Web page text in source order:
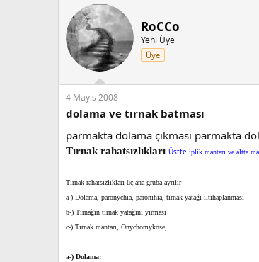
b
u
y
u
a
ş
l
a
t
a
ş
n
g
ı
ç
t
a
r
i
h
RoCCo
Yeni Üye
Üye
4 Mayıs 2008
dolama ve tırnak batması
parmakta dolama çıkması parmakta
Tırnak rahatsızlıkları Üstte iplik mantarı ve altta
Tırnak rahatsızlıkları üç ana gruba ayrılır
a-) Dolama, paronychia, paronihia, tırnak yatağı iltihaplanması
b-) Tırnağın tırnak yatağını yırması
c-) Tırnak mantarı, Onychomykose,
a-) Dolama: